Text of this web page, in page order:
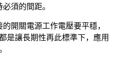
須的間距。
關電源工作電壓要平穩，
是讓長期性再此標準下，應用